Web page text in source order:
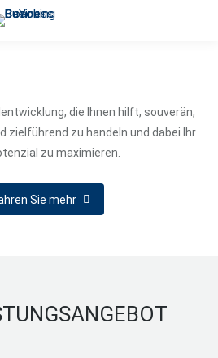
die Ihnen hilft, souverän,
zu handeln und dabei Ihr
zu maximieren.
Sie mehr